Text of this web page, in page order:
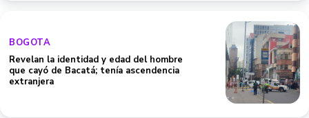
BOGOTA
Revelan la identidad y edad del hombre
que cayó de Bacatá; tenía ascendencia
extranjera